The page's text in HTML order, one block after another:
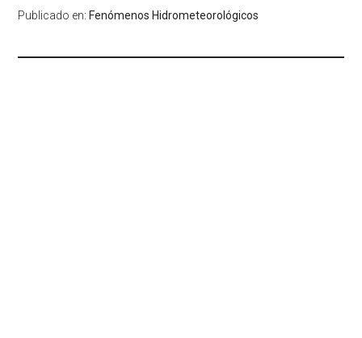
Publicado en: Fenómenos Hidrometeorológicos